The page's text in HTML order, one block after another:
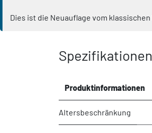
Dies ist die Neuauflage vom klassischen
Spezifikationen
Produktinformationen
Altersbeschränkung